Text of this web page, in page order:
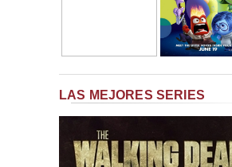
LAS MEJORES SERIES